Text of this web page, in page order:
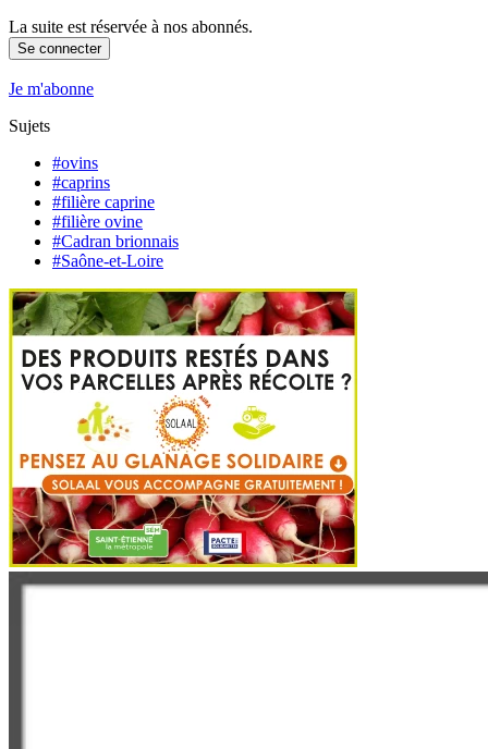
La suite est réservée à nos abonnés.
Se connecter
Je m'abonne
Sujets
#ovins
#caprins
#filière caprine
#filière ovine
#Cadran brionnais
#Saône-et-Loire